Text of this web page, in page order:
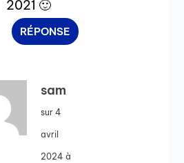
2021 🙂
RÉPONSE
sam
sur 4
avril
2024 à